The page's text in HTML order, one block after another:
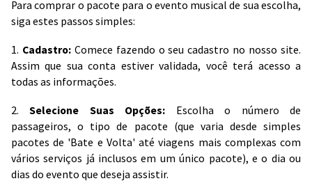
Para comprar o pacote para o evento musical de sua escolha,
siga estes passos simples:
1. Cadastro:Comece fazendo o seu cadastro no nosso site.
Assim que sua conta estiver validada, você terá acesso a
todas as informações.
2.Selecione Suas Opções: Escolha o número de
passageiros, o tipo de pacote (que varia desde simples
pacotes de 'Bate e Volta' até viagens mais complexas com
vários serviços já inclusos em um único pacote), e o dia ou
dias do evento que deseja assistir.